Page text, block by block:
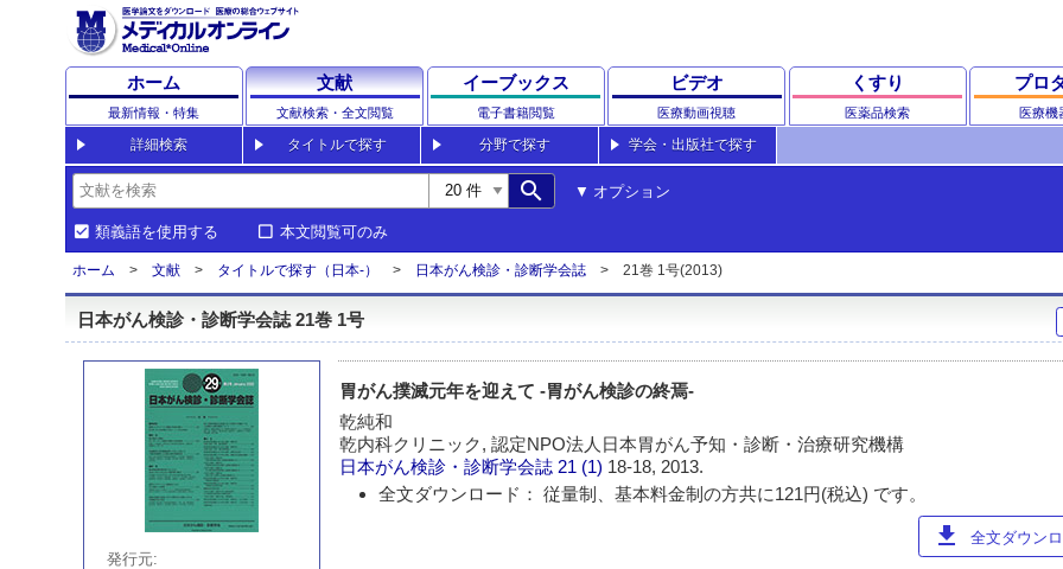
ホーム
最新情報・特集
文献
文献検索・全文閲覧
イーブックス
電子書籍閲覧
ビデオ
医療動画視聴
くすり
医薬品検索
プロ
医療機
詳細検索 タイトルで探す 分野で探す 学会・出版社で探す
search オプション
類義語を使用する 本文閲覧可のみ
ホーム 文献 タイトルで探す（日本-） 日本がん検診・診断学会誌 21巻 1号(2013)
日本がん検診・診断学会誌 21巻 1号
発行元
胃がん撲滅元年を迎えて -胃がん検診の終焉-
乾純和
乾内科クリニック, 認定NPO法人日本胃がん予知・診断・治療研究機構
日本がん検診・診断学会誌 21 (1) 18-18, 2013.
全文ダウンロード： 従量制、基本料金制の方共に121円(税込) です。
download 全文ダウン